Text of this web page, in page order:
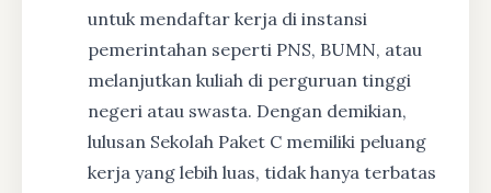
untuk mendaftar kerja di instansi
pemerintahan seperti PNS, BUMN, atau
melanjutkan kuliah di perguruan tinggi
negeri atau swasta. Dengan demikian,
lulusan Sekolah Paket C memiliki peluang
kerja yang lebih luas, tidak hanya terbatas